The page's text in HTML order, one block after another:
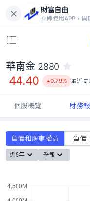
財富自由
立即使用APP，開
華南金 2880
44.40 0.79% 最近更
個股概覽 財務
負債和股東權益 負債
近5年 季報